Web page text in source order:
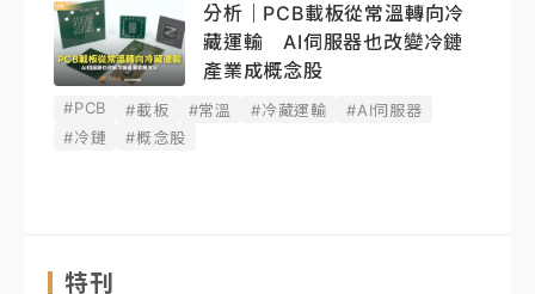
分析｜PCB載板從常溫轉向冷
藏運輸 AI伺服器也改變冷鏈
產業成概念股
#PCB #載板 #常溫 #冷藏運輸
#AI伺服器
#冷鏈
#概念股
特刊